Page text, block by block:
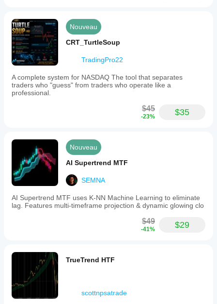
Nouveau
CRT_TurtleSoup
TradingPro22
A complete system for NASDAQ The tool that separates
traders who "guess" from traders who operate like a
professional.
$45
-23% $35
Nouveau
AI Supertrend MTF
SEMNA
AI Supertrend MTF uses K-NN Machine Learning to eliminate
lag. Features multi-timeframe projection & dynamic glowing clo
$49
-41% $29
TrueTrend HTF
scottnpsatrade